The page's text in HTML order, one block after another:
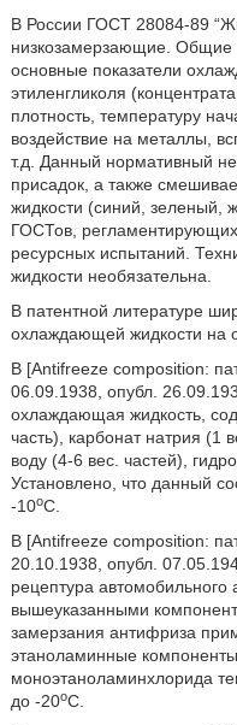
В России ГОСТ 28084-89
низкозамерзающие. Общие
основные показатели
этиленгликоля
плотность, температуру
воздействие на металлы,
т.д. Данный нормативный
присадок, а также
жидкости (синий, зеленый,
ГОСТов,
ресурсных испытаний.
жидкости необязательна.
В патентной литературе
охлаждающей жидкости на
В [Antifreeze composition:
06.09.1938, опубл.
охлаждающая жидкость,
часть), карбонат натрия (1
воду (4-6 вес. частей),
Установлено, что данный
-10оС.
В [Antifreeze composition:
20.10.1938, опубл.
рецептура автомобильного
вышеуказанными
замерзания антифриза
этаноламинные
моноэтаноламинхлорида
до -20оС.